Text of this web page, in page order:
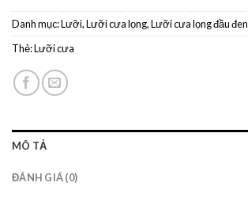
Danh mục:Lưỡi,Lưỡi cưa lọng,Lưỡi cưa lọng đầu đen
Thẻ:Lưỡi cưa
MÔ TẢ
ĐÁNH GIÁ (0)